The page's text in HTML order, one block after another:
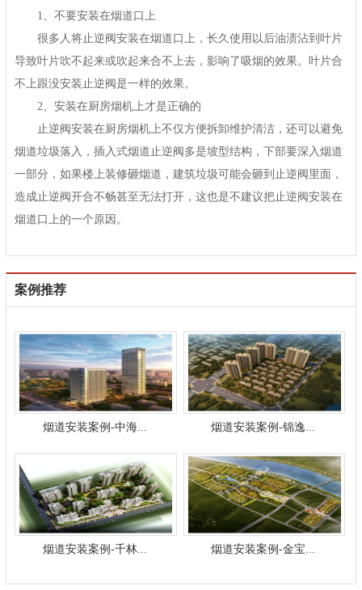
1、不要安装在烟道口上
很多人将止逆阀安装在烟道口上，长久使用以后油渍沾到叶片
导致叶片吹不起来或吹起来合不上去，影响了吸烟的效果。叶片合
不上跟没安装止逆阀是一样的效果。
2、安装在厨房烟机上才是正确的
止逆阀安装在厨房烟机上不仅方便拆卸维护清洁，还可以避免
烟道垃圾落入，插入式烟道止逆阀多是坡型结构，下部要深入烟道
一部分，如果楼上装修砸烟道，建筑垃圾可能会砸到止逆阀里面，
造成止逆阀开合不畅甚至无法打开，这也是不建议把止逆阀安装在
烟道口上的一个原因。
案例推荐
烟道安装案例-中海... 烟道安装案例-锦逸...
烟道安装案例-千林... 烟道安装案例-金宝...